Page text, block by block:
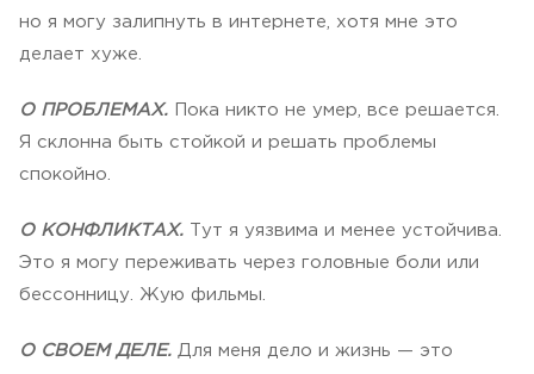
но я могу залипнуть в интернете, хотя мне это
делает хуже.
О ПРОБЛЕМАХ. Пока никто не умер, все решается.
Я склонна быть стойкой и решать проблемы
спокойно.
О КОНФЛИКТАХ. Тут я уязвима и менее устойчива.
Это я могу переживать через головные боли или
бессонницу. Жую фильмы.
О СВОЕМ ДЕЛЕ. Для меня дело и жизнь — это